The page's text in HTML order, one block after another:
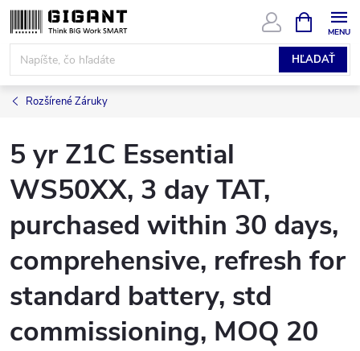
Prejsť
na
obsah
HĽADAŤ
KOŠÍK
Rozšírené Záruky
5 yr Z1C Essential
WS50XX, 3 day TAT,
purchased within 30 days,
comprehensive, refresh for
standard battery, std
commissioning, MOQ 20